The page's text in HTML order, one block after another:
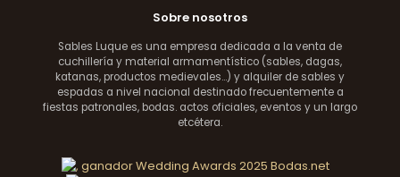
Sobre nosotros
Sables Luque es una empresa dedicada a la venta de
cuchillería y material armamentístico (sables, dagas,
katanas, productos medievales...) y alquiler de sables y
espadas a nivel nacional destinado frecuentemente a
fiestas patronales, bodas. actos oficiales, eventos y un largo
etcétera.